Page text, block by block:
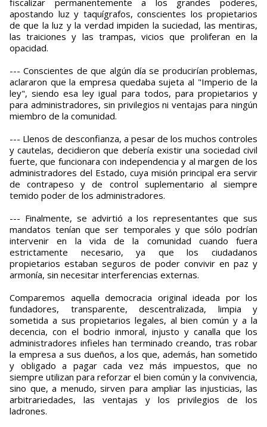
fiscalizar permanentemente a los grandes poderes,
apostando luz y taquígrafos, conscientes los propietarios
de que la luz y la verdad impiden la suciedad, las mentiras,
las traiciones y las trampas, vicios que proliferan en la
opacidad.
--- Conscientes de que algún día se producirían problemas,
aclararon que la empresa quedaba sujeta al "Imperio de la
ley", siendo esa ley igual para todos, para propietarios y
para administradores, sin privilegios ni ventajas para ningún
miembro de la comunidad.
--- Llenos de desconfianza, a pesar de los muchos controles
y cautelas, decidieron que debería existir una sociedad civil
fuerte, que funcionara con independencia y al margen de los
administradores del Estado, cuya misión principal era servir
de contrapeso y de control suplementario al siempre
temido poder de los administradores.
--- Finalmente, se advirtió a los representantes que sus
mandatos tenían que ser temporales y que sólo podrían
intervenir en la vida de la comunidad cuando fuera
estrictamente necesario, ya que los ciudadanos
propietarios estaban seguros de poder convivir en paz y
armonía, sin necesitar interferencias externas.
Comparemos aquella democracia original ideada por los
fundadores, transparente, descentralizada, limpia y
sometida a sus propietarios legales, al bien común y a la
decencia, con el bodrio inmoral, injusto y canalla que los
administradores infieles han terminado creando, tras robar
la empresa a sus dueños, a los que, además, han sometido
y obligado a pagar cada vez más impuestos, que no
siempre utilizan para reforzar el bien común y la convivencia,
sino que, a menudo, sirven para ampliar las injusticias, las
arbitrariedades, las ventajas y los privilegios de los
ladrones.